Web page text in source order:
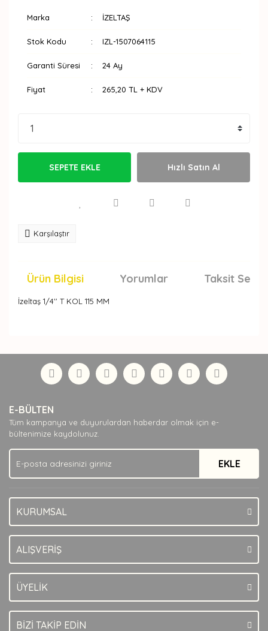
Marka İZELTAŞ
Stok Kodu IZL-1507064115
Garanti Süresi 24 Ay
Fiyat 265,20 TL + KDV
SEPETE EKLE Hızlı Satın Al
Karşılaştır
Ürün Bilgisi Yorumlar Taksit
İzeltaş 1/4'' T KOL 115 MM
Yorum Yaz
formunu kullanarak tarafımıza iletebilirsiniz.
Görüş ve önerileriniz için teşekkür ederiz.
Ürün açıklamasında eksik bilgiler bulunuyor.
Ürün bilgilerinde hatalar bulunuyor.
Ürün fiyatı diğer sitelerden daha pahalı.
Bu ürüne benzer farklı alternatifler olmalı.
E-BÜLTEN
Tüm kampanya ve duyurulardan haberdar olmak için e-
bültenimize kaydolunuz.
EKLE
KURUMSAL
ALIŞVERİŞ
ÜYELİK
BİZİ TAKİP EDİN